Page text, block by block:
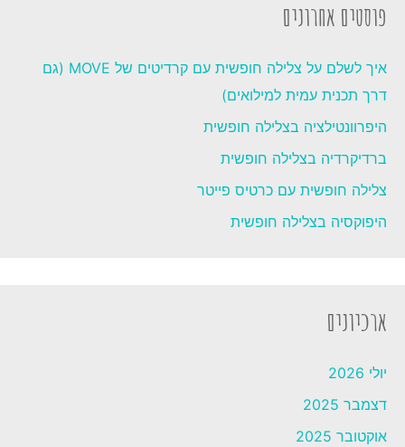
פוסטים אחרונים
איך לשלם על צלילה חופשית עם קרדיטים של MOVE (גם
דרך תכנית עמית למילואים)
היפרוונטילציה בצלילה חופשית
ברדיקרדיה בצלילה חופשית
צלילה חופשית עם כרטיס פייטר
היפוקסיה בצלילה חופשית
ארכיונים
יולי 2026
דצמבר 2025
אוקטובר 2025